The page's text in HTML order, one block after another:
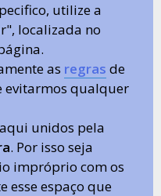
utilize a
localizada no
as regras de
evitarmos qualquer
unidos pela
. Por isso seja
impróprio com os
esse espaço que